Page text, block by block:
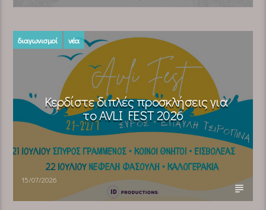
διαγωνισμοί νέα
Κερδίστε διπλές προσκλήσεις για
το AVLI FEST 2026
15/07/2026